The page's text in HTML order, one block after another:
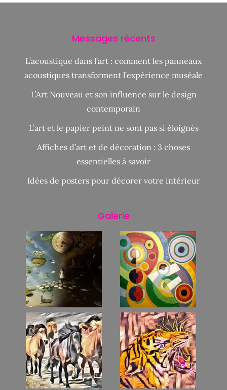
Messages récents
L’acoustique dans l’art : comment les panneaux
acoustiques transforment l’expérience muséale
L’Art Nouveau et son influence sur le design
contemporain
L’art et le papier peint ne sont pas si éloignés
Affiches d’art et de décoration : 3 choses
essentielles à savoir
Idées de posters pour décorer votre intérieur
Galerie